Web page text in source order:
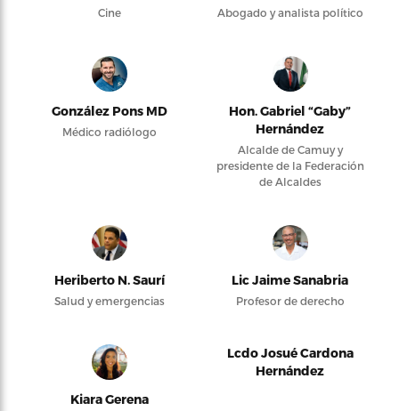
Cine Abogado y analista político
González Pons MD
Médico radiólogo
Hon. Gabriel “Gaby”
Hernández
Alcalde de Camuy y
presidente de la Federación
de Alcaldes
Heriberto N. Saurí
Salud y emergencias
Lic Jaime Sanabria
Profesor de derecho
Kiara Gerena
Lcdo Josué Cardona
Hernández